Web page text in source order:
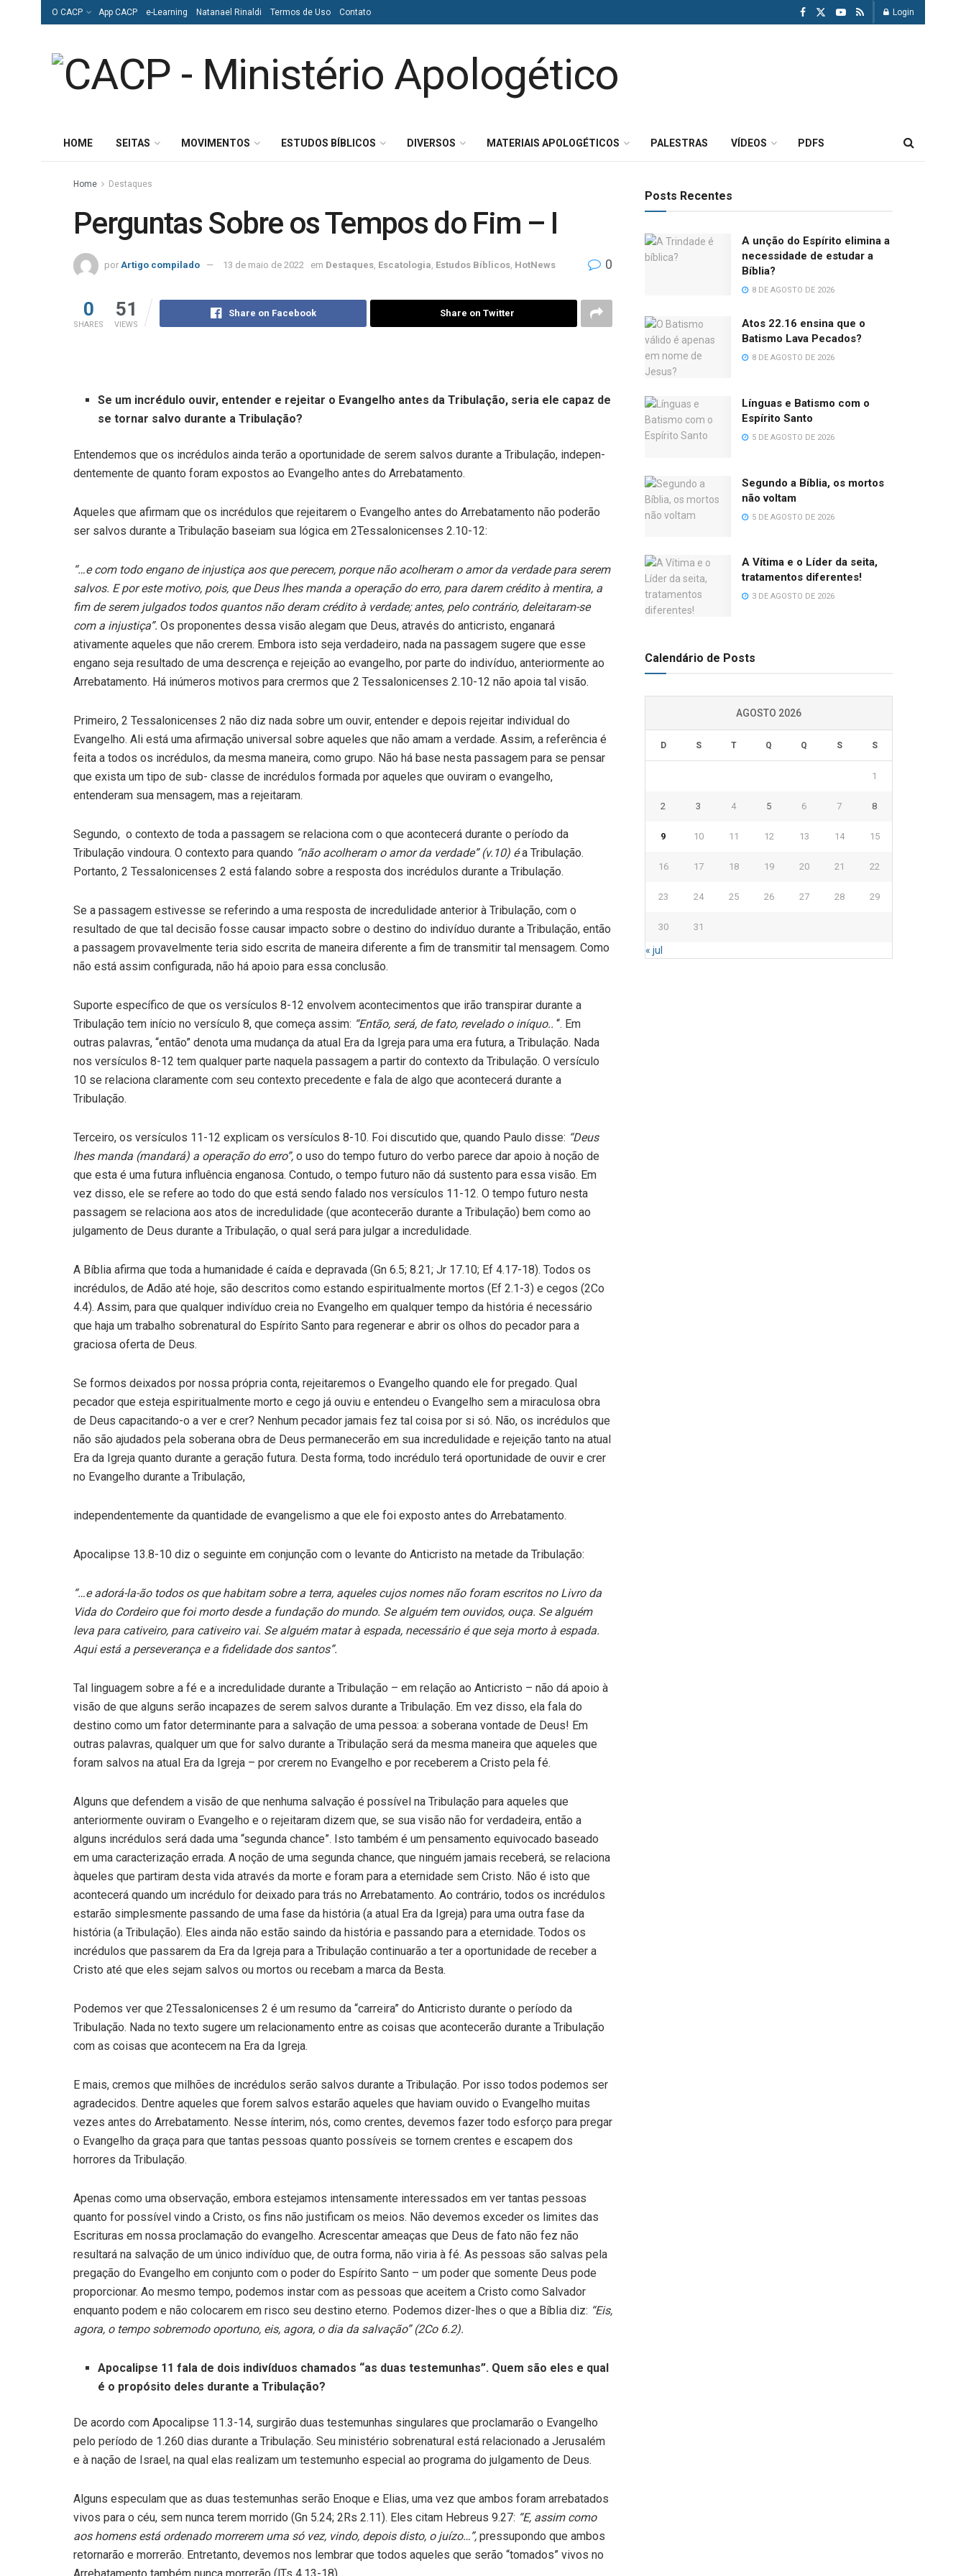
O CACP App CACP e-Learning Natanael Rinaldi Termos de Uso Contato Login
HOME SEITAS MOVIMENTOS ESTUDOS BÍBLICOS DIVERSOS MATERIAIS APOLOGÉTICOS PALESTRAS VÍDEOS PDFS
Home Destaques
Perguntas Sobre os Tempos do Fim – I
por Artigo compilado 13 de maio de 2022 em Destaques Escatologia Estudos Bíblicos HotNews 0
0
SHARES
51
VIEWS
Share on Facebook Share on Twitter
Se um incrédulo ouvir, entender e rejeitar o Evangelho antes da Tribulação, seria ele capaz de
se tornar salvo durante a Tribulação?
Entendemos que os incrédulos ainda terão a opor­tunidade de serem salvos durante a Tribulação, indepen­
dentemente de quanto foram expostos ao Evangelho an­tes do Arrebatamento.
Aqueles que afirmam que os incrédulos que rejeita­rem o Evangelho antes do Arrebatamento não poderão
ser salvos durante a Tribulação baseiam sua lógica em 2Tessalonicenses 2.10-12:
“…e com todo engano de injustiça aos que perecem, porque não acolheram o amor da verdade para serem
salvos. E por este motivo, pois, que Deus lhes manda a operação do erro, para darem crédito à mentira, a
fim de serem julgados todos quantos não deram crédito à verdade; antes, pelo contrário, deleitaram-se
com a injustiça”. Os proponentes dessa visão alegam que Deus, atra­vés do anticristo, enganará
ativamente aqueles que não crerem. Embora isto seja verdadeiro, nada na passagem sugere que esse
engano seja resultado de uma descren­ça e rejeição ao evangelho, por parte do indivíduo, an­teriormente ao
Arrebatamento. Há inúmeros motivos para crermos que 2 Tessalonicenses 2.10-12 não apoia tal visão.
Primeiro, 2 Tessalonicenses 2 não diz nada sobre um ouvir, entender e depois rejeitar individual do
Evangelho. Ali está uma afirmação universal sobre aqueles que não amam a verdade. Assim, a referência é
feita a todos os incrédulos, da mesma maneira, como grupo. Não há base nesta passagem para se pensar
que exista um tipo de sub- classe de incrédulos formada por aqueles que ouviram o evangelho,
entenderam sua mensagem, mas a rejeitaram.
Segundo, o contexto de toda a passagem se re­laciona com o que acontecerá durante o período da
Tribulação vindoura. O contexto para quando “não aco­lheram o amor da verdade” (v.10) éa Tribulação.
Portanto, 2 Tessalonicenses 2 está falando sobre a resposta dos in­crédulos durante a Tribulação.
Se a passagem estivesse se referindo a uma resposta de incredulidade anterior à Tribulação, com o
resultado de que tal decisão fosse causar impacto sobre o desti­no do indivíduo durante a Tribulação, então
a passagem provavelmente teria sido escrita de maneira diferente a fim de transmitir tal mensagem. Como
não está assim configurada, não há apoio para essa conclusão.
Suporte específico de que os versículos 8-12 en­volvem acontecimentos que irão transpirar durante a
Tribulação tem início no versículo 8, que começa assim: “Então, será, de fato, revelado o iníquo.. “. Em
outras pala­vras, “então” denota uma mudança da atual Era da Igreja para uma era futura, a Tribulação. Nada
nos versículos 8-12 tem qualquer parte naquela passagem a partir do contexto da Tribulação. O versículo
10 se relaciona cla­ramente com seu contexto precedente e fala de algo que acontecerá durante a
Tribulação.
Terceiro, os versículos 11-12 explicam os versículos 8-10. Foi discutido que, quando Paulo disse: “Deus
lhes manda (mandará) a operação do erro”, o uso do tempo fu­turo do verbo parece dar apoio à noção de
que esta é uma futura influência enganosa. Contudo, o tempo futuro não dá sustento para essa visão. Em
vez disso, ele se refere ao todo do que está sendo falado nos versículos 11-12. O tempo futuro nesta
passagem se relaciona aos atos de incredulidade (que acontecerão durante a Tribulação) bem como ao
julgamento de Deus durante a Tribulação, o qual será para julgar a incredulidade.
A Bíblia afirma que toda a humanidade é caída e de­pravada (Gn 6.5; 8.21; Jr 17.10; Ef 4.17-18). Todos os
incrédulos, de Adão até hoje, são descritos como estan­do espiritualmente mortos (Ef 2.1-3) e cegos (2Co
4.4). Assim, para que qualquer indivíduo creia no Evangelho em qualquer tempo da história é necessário
que haja um trabalho sobrenatural do Espírito Santo para regenerar e abrir os olhos do pecador para a
graciosa oferta de Deus.
Se formos deixados por nossa própria conta, rejeitare­mos o Evangelho quando ele for pregado. Qual
pecador que esteja espiritualmente morto e cego já ouviu e enten­deu o Evangelho sem a miraculosa obra
de Deus capacitando-o a ver e crer? Nenhum pecador jamais fez tal coisa por si só. Não, os incrédulos que
não são ajudados pela so­berana obra de Deus permanecerão em sua incredulidade e rejeição tanto na atual
Era da Igreja quanto durante a geração futura. Desta forma, todo incrédulo terá oportu­nidade de ouvir e crer
no Evangelho durante a Tribulação,
independentemente da quantidade de evangelismo a que ele foi exposto antes do Arrebatamento.
Apocalipse 13.8-10 diz o seguinte em conjunção com o levante do Anticristo na metade da Tribulação:
“…e adorá-la-ão todos os que habitam sobre a terra, aqueles cujos nomes não foram escritos no Livro da
Vida do Cordeiro que foi morto desde a fundação do mundo. Se al­guém tem ouvidos, ouça. Se alguém
leva para cativeiro, para cativeiro vai. Se alguém matar à espada, necessário é que seja morto à espada.
Aqui está a perseverança e a fidelidade dos santos”.
Tal linguagem sobre a fé e a incredulidade durante a Tribulação – em relação ao Anticristo – não dá apoio à
visão de que alguns serão incapazes de serem salvos durante a Tribulação. Em vez disso, ela fala do
destino como um fator determinante para a salvação de uma pes­soa: a soberana vontade de Deus! Em
outras palavras, qualquer um que for salvo durante a Tribulação será da mesma maneira que aqueles que
foram salvos na atual Era da Igreja – por crerem no Evangelho e por recebe­rem a Cristo pela fé.
Alguns que defendem a visão de que nenhuma sal­vação é possível na Tribulação para aqueles que
anterior­mente ouviram o Evangelho e o rejeitaram dizem que, se sua visão não for verdadeira, então a
alguns incrédu­los será dada uma “segunda chance”. Isto também é um pensamento equivocado baseado
em uma caracterização errada. A noção de uma segunda chance, que ninguém jamais receberá, se relaciona
àqueles que partiram des­ta vida através da morte e foram para a eternidade sem Cristo. Não é isto que
acontecerá quando um incrédulo for deixado para trás no Arrebatamento. Ao contrário, to­dos os incrédulos
estarão simplesmente passando de uma fase da história (a atual Era da Igreja) para uma outra fase da
história (a Tribulação). Eles ainda não estão saindo da história e passando para a eternidade. Todos os
incrédulos que passarem da Era da Igreja para a Tribulação continu­arão a ter a oportunidade de receber a
Cristo até que eles sejam salvos ou mortos ou recebam a marca da Besta.
Podemos ver que 2Tessalonicenses 2 é um resumo da “carreira” do Anticristo durante o período da
Tribulação. Nada no texto sugere um relacionamento entre as coisas que acontecerão durante a Tribulação
com as coisas que acontecem na Era da Igreja.
E mais, cremos que milhões de incrédulos serão sal­vos durante a Tribulação. Por isso todos podemos ser
agradecidos. Dentre aqueles que forem salvos estarão aqueles que haviam ouvido o Evangelho muitas
vezes antes do Arrebatamento. Nesse ínterim, nós, como cren­tes, devemos fazer todo esforço para pregar
o Evangelho da graça para que tantas pessoas quanto possíveis se tor­nem crentes e escapem dos
horrores da Tribulação.
Apenas como uma observação, embora estejamos intensamente interessados em ver tantas pessoas
quan­to for possível vindo a Cristo, os fins não justificam os meios. Não devemos exceder os limites das
Escrituras em nossa proclamação do evangelho. Acrescentar ame­aças que Deus de fato não fez não
resultará na salvação de um único indivíduo que, de outra forma, não viria à fé. As pessoas são salvas pela
pregação do Evangelho em conjunto com o poder do Espírito Santo – um poder que somente Deus pode
proporcionar. Ao mesmo tempo, po­demos instar com as pessoas que aceitem a Cristo como Salvador
enquanto podem e não colocarem em risco seu destino eterno. Podemos dizer-lhes o que a Bíblia diz: “Eis,
agora, o tempo sobremodo oportuno, eis, agora, o dia da salvação” (2Co 6.2).
Apocalipse 11 fala de dois indivíduos chamados “as duas testemunhas”. Quem são eles e qual
é o propósito deles durante a Tribulação?
De acordo com Apocalipse 11.3-14, surgirão duas testemunhas singulares que proclamarão o Evangelho
pelo período de 1.260 dias durante a Tribulação. Seu ministério sobrenatural está relacionado a Jerusalém
e à nação de Israel, na qual elas realizam um testemunho es­pecial ao programa do julgamento de Deus.
Alguns especulam que as duas testemunhas serão Enoque e Elias, uma vez que ambos foram arrebatados
vivos para o céu, sem nunca terem morrido (Gn 5.24; 2Rs 2.11). Eles citam Hebreus 9.27: “E, assim como
aos homens está ordenado morrerem uma só vez, vindo, depois disto, o juízo…”, pressupondo que ambos
retornarão e morrerão. Entretanto, devemos nos lembrar que todos aqueles que serão “tomados” vivos no
Posts Recentes
A unção do Espírito elimina a
necessidade de estudar a
Bíblia?
8 DE AGOSTO DE 2026
Atos 22.16 ensina que o
Batismo Lava Pecados?
8 DE AGOSTO DE 2026
Línguas e Batismo com o
Espírito Santo
5 DE AGOSTO DE 2026
Segundo a Bíblia, os mortos
não voltam
5 DE AGOSTO DE 2026
A Vítima e o Líder da seita,
tratamentos diferentes!
3 DE AGOSTO DE 2026
Calendário de Posts
AGOSTO 2026
D S T Q Q S S
1
2 3 4 5 6 7 8
9 10 11 12 13 14 15
16 17 18 19 20 21 22
23 24 25 26 27 28 29
30 31
« jul